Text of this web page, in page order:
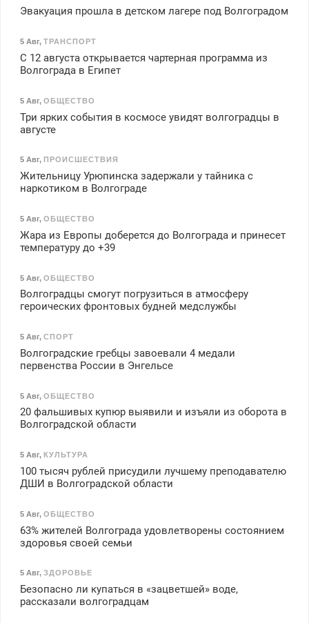
Эвакуация прошла в детском лагере под Волгоградом
5 Авг, ТРАНСПОРТ
С 12 августа открывается чартерная программа из
Волгограда в Египет
5 Авг, ОБЩЕСТВО
Три ярких события в космосе увидят волгоградцы в
августе
5 Авг, ПРОИСШЕСТВИЯ
Жительницу Урюпинска задержали у тайника с
наркотиком в Волгограде
5 Авг, ОБЩЕСТВО
Жара из Европы доберется до Волгограда и принесет
температуру до +39
5 Авг, ОБЩЕСТВО
Волгоградцы смогут погрузиться в атмосферу
героических фронтовых будней медслужбы
5 Авг, СПОРТ
Волгоградские гребцы завоевали 4 медали
первенства России в Энгельсе
5 Авг, ОБЩЕСТВО
20 фальшивых купюр выявили и изъяли из оборота в
Волгоградской области
5 Авг, КУЛЬТУРА
100 тысяч рублей присудили лучшему преподавателю
ДШИ в Волгоградской области
5 Авг, ОБЩЕСТВО
63% жителей Волгограда удовлетворены состоянием
здоровья своей семьи
5 Авг, ЗДОРОВЬЕ
Безопасно ли купаться в «зацветшей» воде,
рассказали волгоградцам